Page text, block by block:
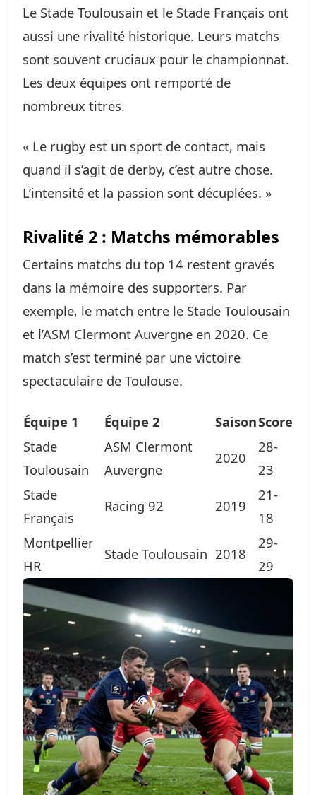
Le Stade Toulousain et le Stade Français ont
aussi une rivalité historique. Leurs matchs
sont souvent cruciaux pour le championnat.
Les deux équipes ont remporté de
nombreux titres.
« Le rugby est un sport de contact, mais
quand il s’agit de derby, c’est autre chose.
L’intensité et la passion sont décuplées. »
Rivalité 2 : Matchs mémorables
Certains matchs du top 14 restent gravés
dans la mémoire des supporters. Par
exemple, le match entre le Stade Toulousain
et l’ASM Clermont Auvergne en 2020. Ce
match s’est terminé par une victoire
spectaculaire de Toulouse.
Équipe 1 Équipe 2 SaisonScore
Stade
Toulousain
ASM Clermont
Auvergne
2020
28-
23
Stade
Français
Racing 92 2019
21-
18
Montpellier
HR
Stade Toulousain 2018
29-
29